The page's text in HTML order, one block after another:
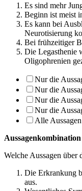
Es sind mehr
Beginn ist meist
Es kann bei
Neurotisierung
Bei frühzeitiger
Die Legasthenie
Oligophrenien
Nur die
Nur die
Nur die
Nur die
Alle
Aussagenkombination
Welche Aussagen über
Die Erkrankung
aus.